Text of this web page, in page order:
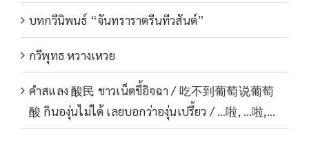
บทกวีนิพนธ์ “จันทราราตรีนทีวสันต์”
กวีพุทธ หวางเหวย
คำสแลง 酸民 ชาวเน็ตขี้อิจฉา / 吃不到葡萄说葡萄
酸 กินองุ่นไม่ได้ เลยบอกว่าองุ่นเปรี้ยว / …啦, …啦,…